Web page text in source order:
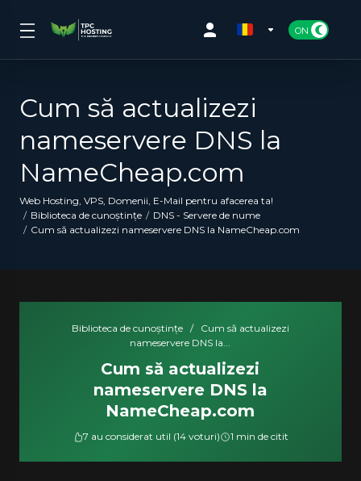
Cum să actualizezi
nameservere DNS la
NameCheap.com
Web Hosting, VPS, Domenii, E-Mail pentru afacerea ta!
Biblioteca de cunoștințe
DNS - Servere de nume
Cum să actualizezi nameservere DNS la NameCheap.com
Biblioteca de cunoștințe /
Cum să actualizezi
nameservere DNS la...
Cum să actualizezi
nameservere DNS la
NameCheap.com
7 au considerat util (14 voturi) 1 min de citit